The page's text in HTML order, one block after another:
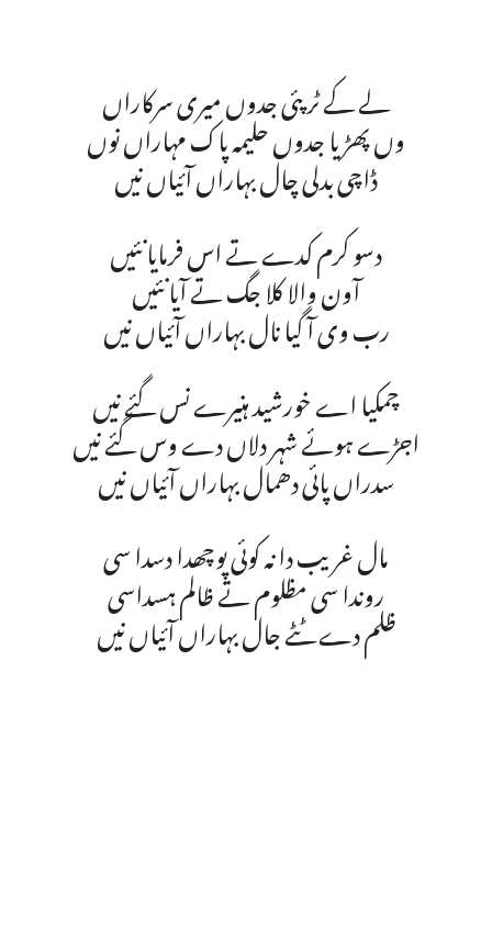
لے کے ٹر پئی جدوں میری سرکاراں
وں پھڑیا جدوں حلیمہ پاک مہاراں نوں
ڈاچی بدلی چال بہاراں آئیاں نیں
دسو کرم کدے تے اس فرمایا نئیں
آون والا کلا جگ تے آیا نئیں
رب وی آ گیا نال بہاراں آئیاں نیں
چمکیا اے خورشید ہنیرے نس گئے نیں
اجڑے ہوئے شہر دلاں دے وس گئے نیں
سدراں پائی دھمال بہاراں آئیاں نیں
مال غریب دا نہ کوئی پوچھدا دسدا سی
روندا سی مظلوم تے ظالم ہسداسی
ظلم دے ٹٹے جال بہاراں آئیاں نیں